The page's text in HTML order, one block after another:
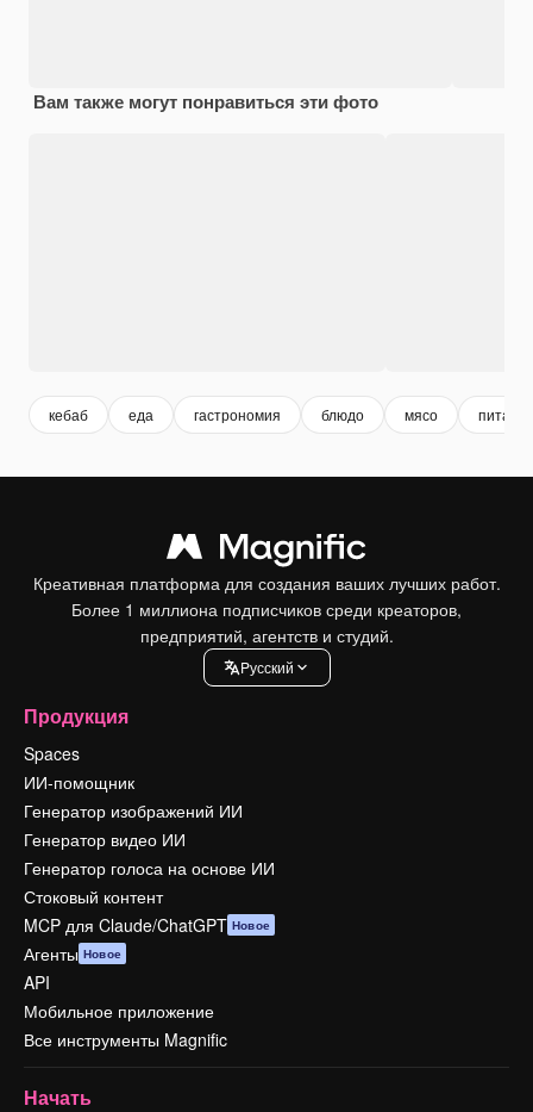
Вам также могут понравиться эти фото
кебаб еда гастрономия блюдо мясо
Креативная платформа для создания ваших лучших работ.
Более 1 миллиона подписчиков среди креаторов,
предприятий, агентств и студий.
Pусский
Продукция
Spaces
ИИ-помощник
Генератор изображений ИИ
Генератор видео ИИ
Генератор голоса на основе ИИ
Стоковый контент
MCP для Claude/ChatGPT Новое
Агенты Новое
API
Мобильное приложение
Все инструменты Magnific
Начать